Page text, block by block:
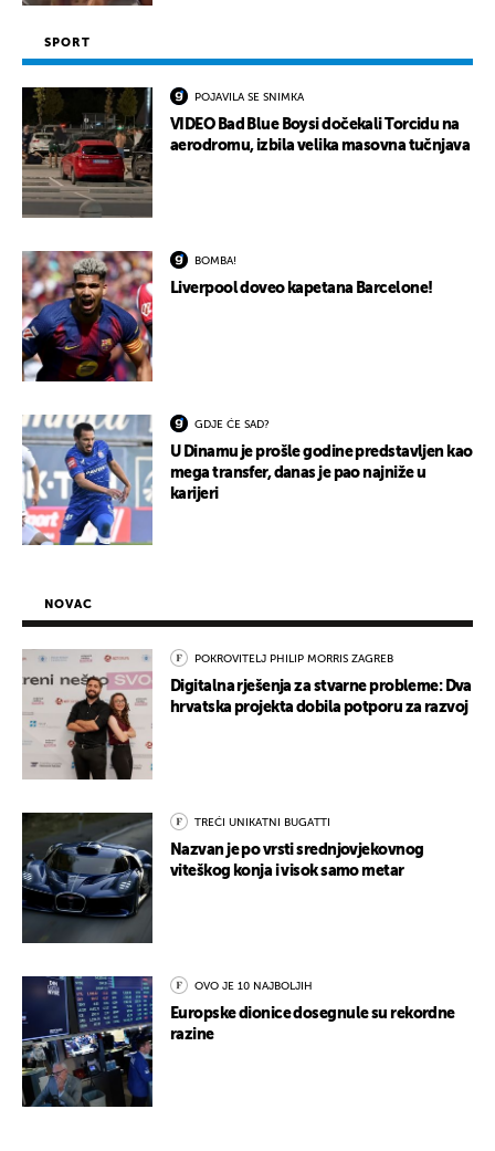
SPORT
POJAVILA SE SNIMKA
VIDEO Bad Blue Boysi dočekali Torcidu na
aerodromu, izbila velika masovna tučnjava
BOMBA!
Liverpool doveo kapetana Barcelone!
GDJE ĆE SAD?
U Dinamu je prošle godine predstavljen kao
mega transfer, danas je pao najniže u
karijeri
NOVAC
POKROVITELJ PHILIP MORRIS ZAGREB
Digitalna rješenja za stvarne probleme: Dva
hrvatska projekta dobila potporu za razvoj
TREĆI UNIKATNI BUGATTI
Nazvan je po vrsti srednjovjekovnog
viteškog konja i visok samo metar
OVO JE 10 NAJBOLJIH
Europske dionice dosegnule su rekordne
razine